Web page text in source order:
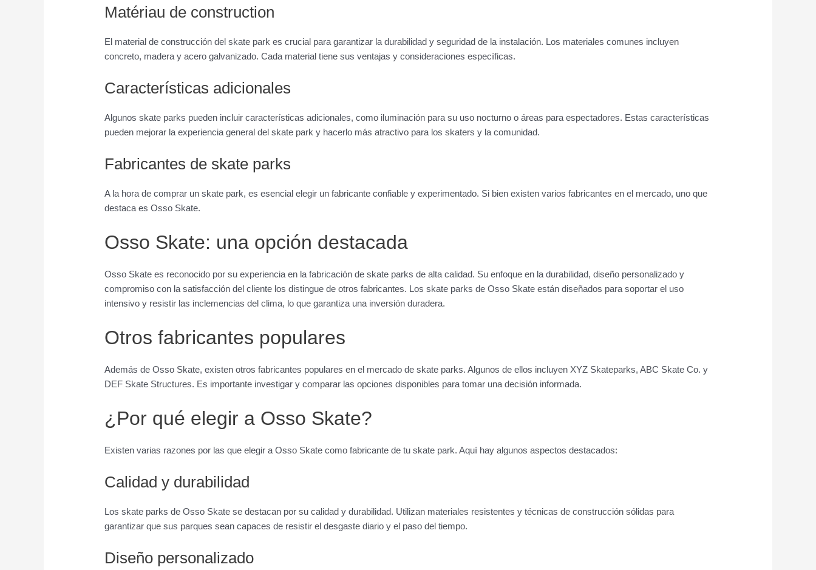
Matériau de construction
El material de construcción del skate park es crucial para garantizar la durabilidad y seguridad de la instalación. Los materiales comunes incluyen
concreto, madera y acero galvanizado. Cada material tiene sus ventajas y consideraciones específicas.
Características adicionales
Algunos skate parks pueden incluir características adicionales, como iluminación para su uso nocturno o áreas para espectadores. Estas características
pueden mejorar la experiencia general del skate park y hacerlo más atractivo para los skaters y la comunidad.
Fabricantes de skate parks
A la hora de comprar un skate park, es esencial elegir un fabricante confiable y experimentado. Si bien existen varios fabricantes en el mercado, uno que
destaca es Osso Skate.
Osso Skate: una opción destacada
Osso Skate es reconocido por su experiencia en la fabricación de skate parks de alta calidad. Su enfoque en la durabilidad, diseño personalizado y
compromiso con la satisfacción del cliente los distingue de otros fabricantes. Los skate parks de Osso Skate están diseñados para soportar el uso
intensivo y resistir las inclemencias del clima, lo que garantiza una inversión duradera.
Otros fabricantes populares
Además de Osso Skate, existen otros fabricantes populares en el mercado de skate parks. Algunos de ellos incluyen XYZ Skateparks, ABC Skate Co. y
DEF Skate Structures. Es importante investigar y comparar las opciones disponibles para tomar una decisión informada.
¿Por qué elegir a Osso Skate?
Existen varias razones por las que elegir a Osso Skate como fabricante de tu skate park. Aquí hay algunos aspectos destacados:
Calidad y durabilidad
Los skate parks de Osso Skate se destacan por su calidad y durabilidad. Utilizan materiales resistentes y técnicas de construcción sólidas para
garantizar que sus parques sean capaces de resistir el desgaste diario y el paso del tiempo.
Diseño personalizado